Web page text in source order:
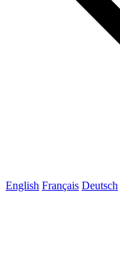
English Français Deutsch